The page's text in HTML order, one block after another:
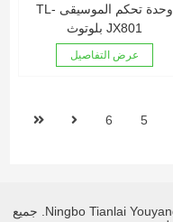
وحدة تحكم الموسيقى TL-
JX801 بلوتوث
عرض التفاصيل
5
6
شركة Ningbo Tianlai Youyang Electronic Technology Co.، Ltd. جميع